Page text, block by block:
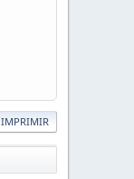
IMPRIMIR